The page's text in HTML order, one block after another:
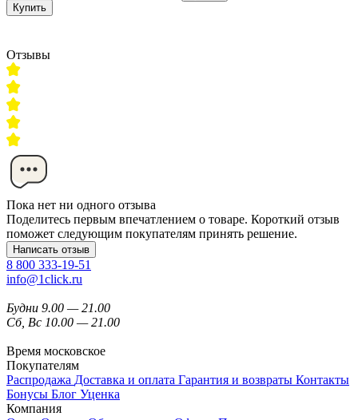
Купить
Отзывы
Пока нет ни одного отзыва
Поделитесь первым впечатлением о товаре. Короткий отзыв
поможет следующим покупателям принять решение.
Написать отзыв
8 800 333-19-51
info@1click.ru
Будни 9.00 — 21.00
Сб, Вс 10.00 — 21.00
Время московское
Покупателям
Распродажа Доставка и оплата Гарантия и возвраты Контакты
Бонусы Блог Уценка
Компания